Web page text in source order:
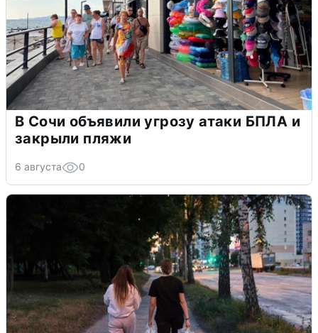
В Сочи объявили угрозу атаки БПЛА и
закрыли пляжи
6 августа 0